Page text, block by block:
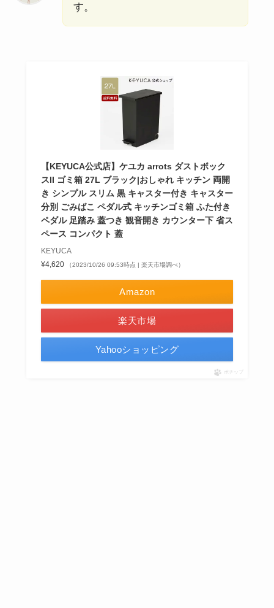
す。
【KEYUCA公式店】ケユカ arrots ダストボック
スII ゴミ箱 27L ブラック|おしゃれ キッチン 両開
き シンプル スリム 黒 キャスター付き キャスター
分別 ごみばこ ペダル式 キッチンゴミ箱 ふた付き
ペダル 足踏み 蓋つき 観音開き カウンター下 省ス
ペース コンパクト 蓋
KEYUCA
¥4,620
（2023/10/26 09:53時点 | 楽天市場調べ）
Amazon
楽天市場
Yahooショッピング
ポチップ